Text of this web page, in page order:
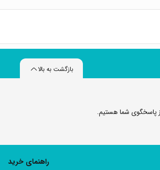
بازگشت به بالا
راهنمای خرید